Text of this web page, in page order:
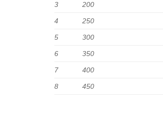
3 200
4 250
5 300
6 350
7 400
8 450